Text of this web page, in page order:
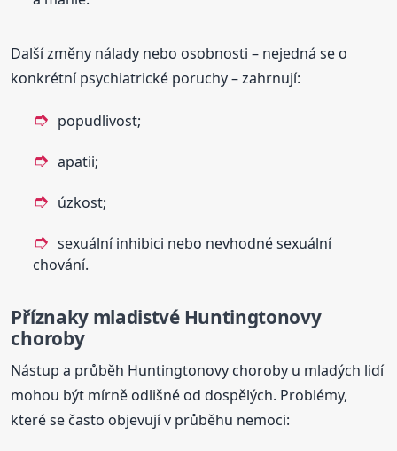
Další změny nálady nebo osobnosti – nejedná se o
konkrétní psychiatrické poruchy – zahrnují:
popudlivost;
apatii;
úzkost;
sexuální inhibici nebo nevhodné sexuální
chování.
Příznaky mladistvé Huntingtonovy
choroby
Nástup a průběh Huntingtonovy choroby u mladých lidí
mohou být mírně odlišné od dospělých. Problémy,
které se často objevují v průběhu nemoci: